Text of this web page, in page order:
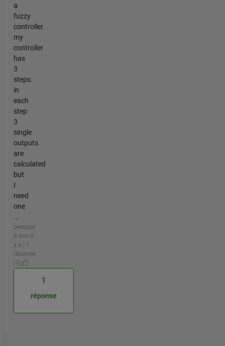
a
fuzzy
controller.
my
controller
has
3
steps.
in
each
step
3
single
outputs
are
calculated
but
I
need
one
...
presque
8 ans il
y a | 1
réponse
| 0
1
réponse